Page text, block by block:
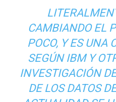
CAMBIANDO EL
POCO, Y ES UNA
SEGÚN IBM Y
INVESTIGACIÓN
DE LOS DATOS